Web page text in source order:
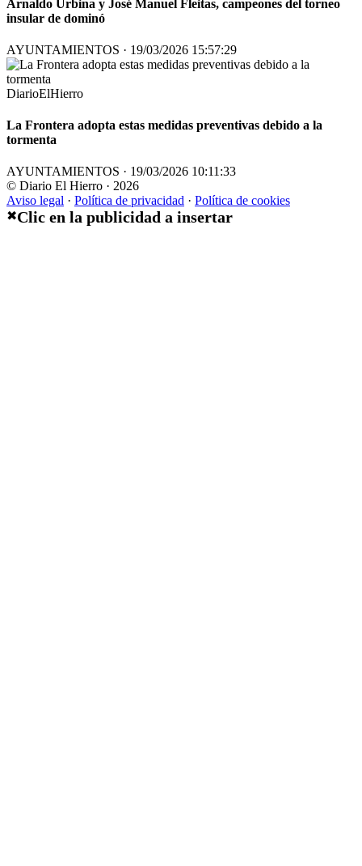
Arnaldo Urbina y José Manuel Fleitas, campeones del torneo
insular de dominó
AYUNTAMIENTOS · 19/03/2026 15:57:29
DiarioElHierro
La Frontera adopta estas medidas preventivas debido a la
tormenta
AYUNTAMIENTOS · 19/03/2026 10:11:33
© Diario El Hierro · 2026
Aviso legal · Política de privacidad · Política de cookies
✖Clic en la publicidad a insertar